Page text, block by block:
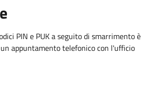
PIN e PUK a seguito di smarrimento è
appuntamento telefonico con l'ufficio